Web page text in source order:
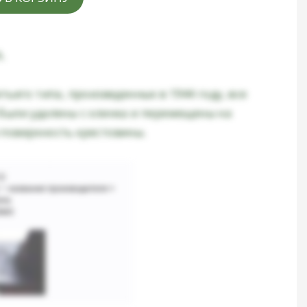
типа, произведенных в 1944 году, все
удалены с клинка и перемещены на
крестовины.